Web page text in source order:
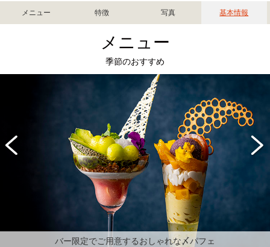
メニュー 特徴 写真 基本情報
メニュー
季節のおすすめ
バー限定でご用意するおしゃれな〆パフェ